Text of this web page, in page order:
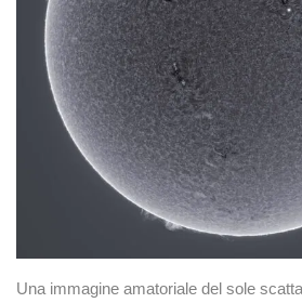
Una immagine amatoriale del sole